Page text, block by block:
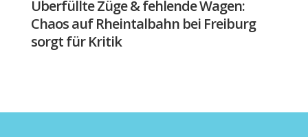
Überfüllte Züge & fehlende Wagen:
Chaos auf Rheintalbahn bei Freiburg
sorgt für Kritik